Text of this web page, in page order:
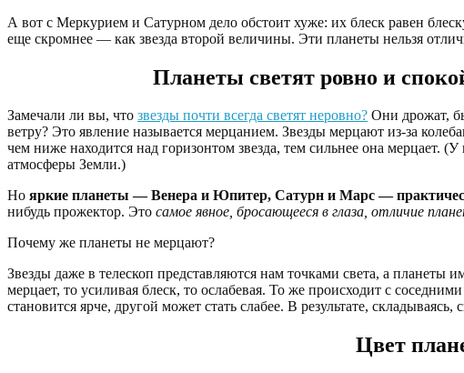
А вот с Меркурием и Сатурном дело обстоит хуже: их блеск равен
еще скромнее — как звезда второй величины. Эти планеты нельзя
Планеты светят ровно и
Замечали ли вы, что звезды почти всегда светят неровно? Они дрожат,
ветру? Это явление называется мерцанием. Звезды мерцают из-за
чем ниже находится над горизонтом звезда, тем сильнее она мерцает.
атмосферы Земли.)
Но яркие планеты — Венера и Юпитер, Сатурн и Марс —
нибудь прожектор. Это самое явное, бросающееся в глаза, отличие
Почему же планеты не мерцают?
Звезды даже в телескоп представляются нам точками света, а
мерцает, то усиливая блеск, то ослабевая. То же происходит с
становится ярче, другой может стать слабее. В результате, складываясь,
Цвет